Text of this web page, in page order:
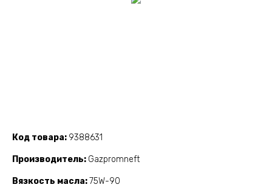
Код товара 9388631
Производитель Gazpromneft
Вязкость масла 75W-90